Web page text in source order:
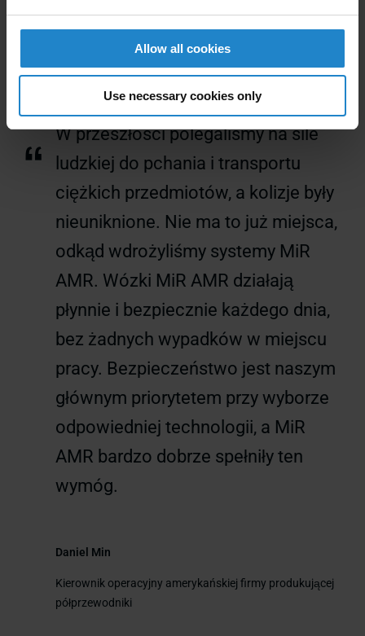
Allow all cookies
Use necessary cookies only
“
W przeszłości polegaliśmy na sile
ludzkiej do pchania i transportu
ciężkich przedmiotów, a kolizje były
nieuniknione. Nie ma to już miejsca,
odkąd wdrożyliśmy systemy MiR
AMR. Wózki MiR AMR działają
płynnie i bezpiecznie każdego dnia,
bez żadnych wypadków w miejscu
pracy. Bezpieczeństwo jest naszym
głównym priorytetem przy wyborze
odpowiedniej technologii, a MiR
AMR bardzo dobrze spełniły ten
wymóg.
Daniel Min
Kierownik operacyjny amerykańskiej firmy produkującej
półprzewodniki